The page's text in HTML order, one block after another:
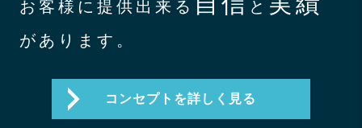
お客様に提供出来る と
があります。
コンセプトを詳しく見る